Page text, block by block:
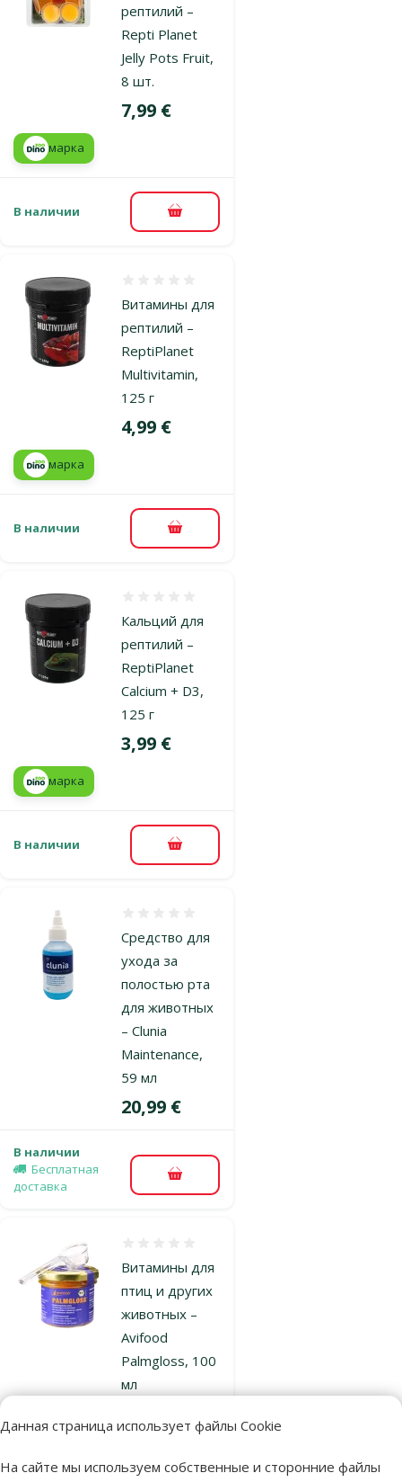
Данная страница использует файлы Cookie
На сайте мы используем собственные и сторонние файлы
рептилий –
Repti Planet
Jelly Pots Fruit,
8 шт.
Цена
7,99 €
марка
В наличии В корзину
Витамины для
рептилий –
ReptiPlanet
Multivitamin,
125 г
Цена
4,99 €
марка
В наличии В корзину
Кальций для
рептилий –
ReptiPlanet
Calcium + D3,
125 г
Цена
3,99 €
марка
В наличии В корзину
Средство для
ухода за
полостью рта
для животных
– Clunia
Maintenance,
59 мл
Цена
20,99 €
В наличии
Бесплатная
доставка
В корзину
Витамины для
птиц и других
животных –
Avifood
Palmgloss, 100
мл
В наличии
Бесплатная